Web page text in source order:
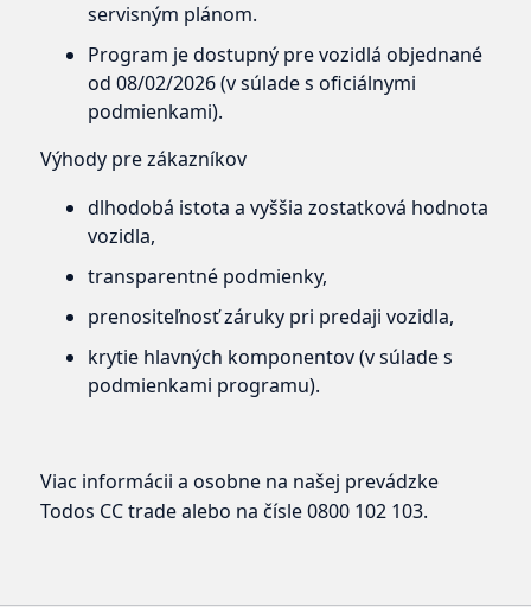
servisným plánom.
Program je dostupný pre vozidlá objednané
od 08/02/2026 (v súlade s oficiálnymi
podmienkami).
Výhody pre zákazníkov
dlhodobá istota a vyššia zostatková hodnota
vozidla,
transparentné podmienky,
prenositeľnosť záruky pri predaji vozidla,
krytie hlavných komponentov (v súlade s
podmienkami programu).
Viac informácii a osobne na našej prevádzke
Todos CC trade alebo na čísle 0800 102 103.